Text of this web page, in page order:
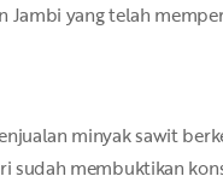
yang telah
minyak sawit
sudah membuktikan